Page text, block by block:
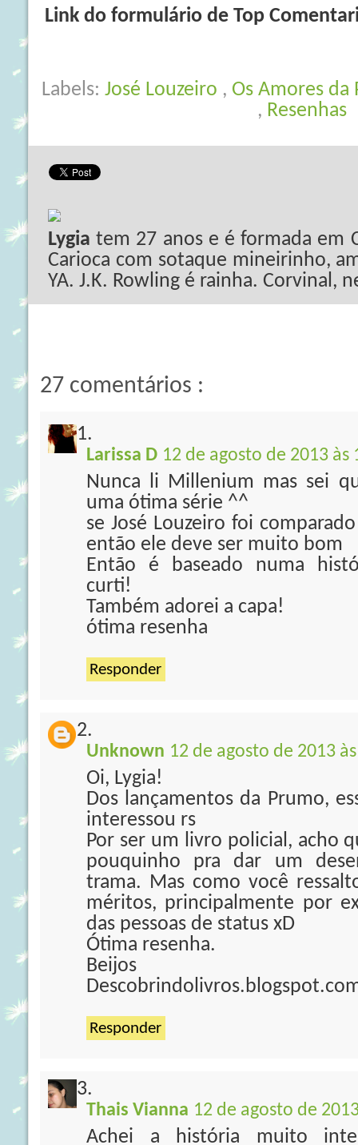
Link do formulário de Top
Labels: José Louzeiro , Os Amores da
, Resenhas
Lygia tem 27 anos e é formada em
Carioca com sotaque mineirinho,
YA. J.K. Rowling é rainha. Corvinal,
27 comentários :
Larissa D 12 de agosto de 2013 às
Nunca li Millenium mas sei
uma ótima série ^^
se José Louzeiro foi
então ele deve ser muito bom
Então é baseado numa
curti!
Também adorei a capa!
ótima resenha
Responder
Unknown 12 de agosto de 2013
Oi, Lygia!
Dos lançamentos da Prumo,
interessou rs
Por ser um livro policial, acho
pouquinho pra dar um
trama. Mas como você
méritos, principalmente por
das pessoas de status xD
Ótima resenha.
Beijos
Responder
Thais Vianna 12 de agosto de
Achei a história muito